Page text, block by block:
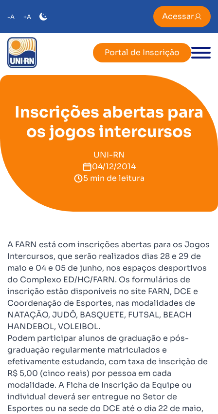
-A +A Acessar
Portal de Inscrição
Inscrições abertas para
os jogos intercursos
UNI-RN
04/12/2014
5 min de leitura
A FARN está com inscrições abertas para os Jogos
Intercursos, que serão realizados dias 28 e 29 de
maio e 04 e 05 de junho, nos espaços desportivos
do Complexo ED/HC/FARN. Os formulários de
inscrição estão disponíveis no site FARN, DCE e
Coordenação de Esportes, nas modalidades de
NATAÇÃO, JUDÔ, BASQUETE, FUTSAL, BEACH
HANDEBOL, VOLEIBOL.
Podem participar alunos de graduação e pós-
graduação regularmente matriculados e
efetivamente estudando, com taxa de inscrição de
R$ 5,00 (cinco reais) por pessoa em cada
modalidade. A Ficha de Inscrição da Equipe ou
individual deverá ser entregue no Setor de
Esportes ou na sede do DCE até o dia 22 de maio,